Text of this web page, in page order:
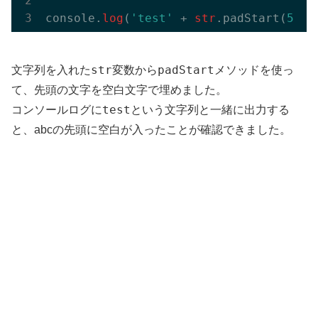
console. log ( 'test' + str .padStart( 5
文字列を入れたstr変数からpadStart メソッドを使っ
て、先頭の文字を空白文字で埋めました。
コンソールログにtest という文字列と一緒に出力する
と、abcの先頭に空白が入ったことが確認できました。